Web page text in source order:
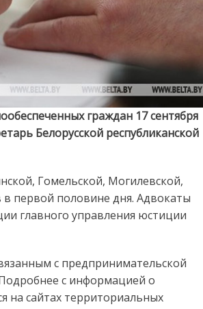
граждан 17 сентября
Белорусской республиканской
Гомельской, Могилевской,
в первой половине дня. Адвокаты
главного управления юстиции
с предпринимательской
с информацией о
на сайтах территориальных